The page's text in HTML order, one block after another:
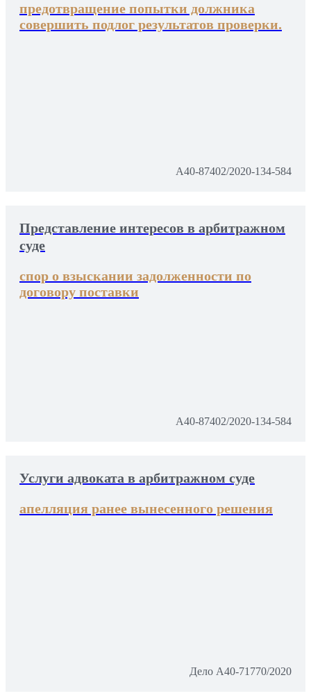
предотвращение попытки должника
совершить подлог результатов проверки.
А40-87402/2020-134-584
Представление интересов в арбитражном
суде
спор о взыскании задолженности по
договору поставки
А40-87402/2020-134-584
Услуги адвоката в арбитражном суде
апелляция ранее вынесенного решения
Дело А40-71770/2020